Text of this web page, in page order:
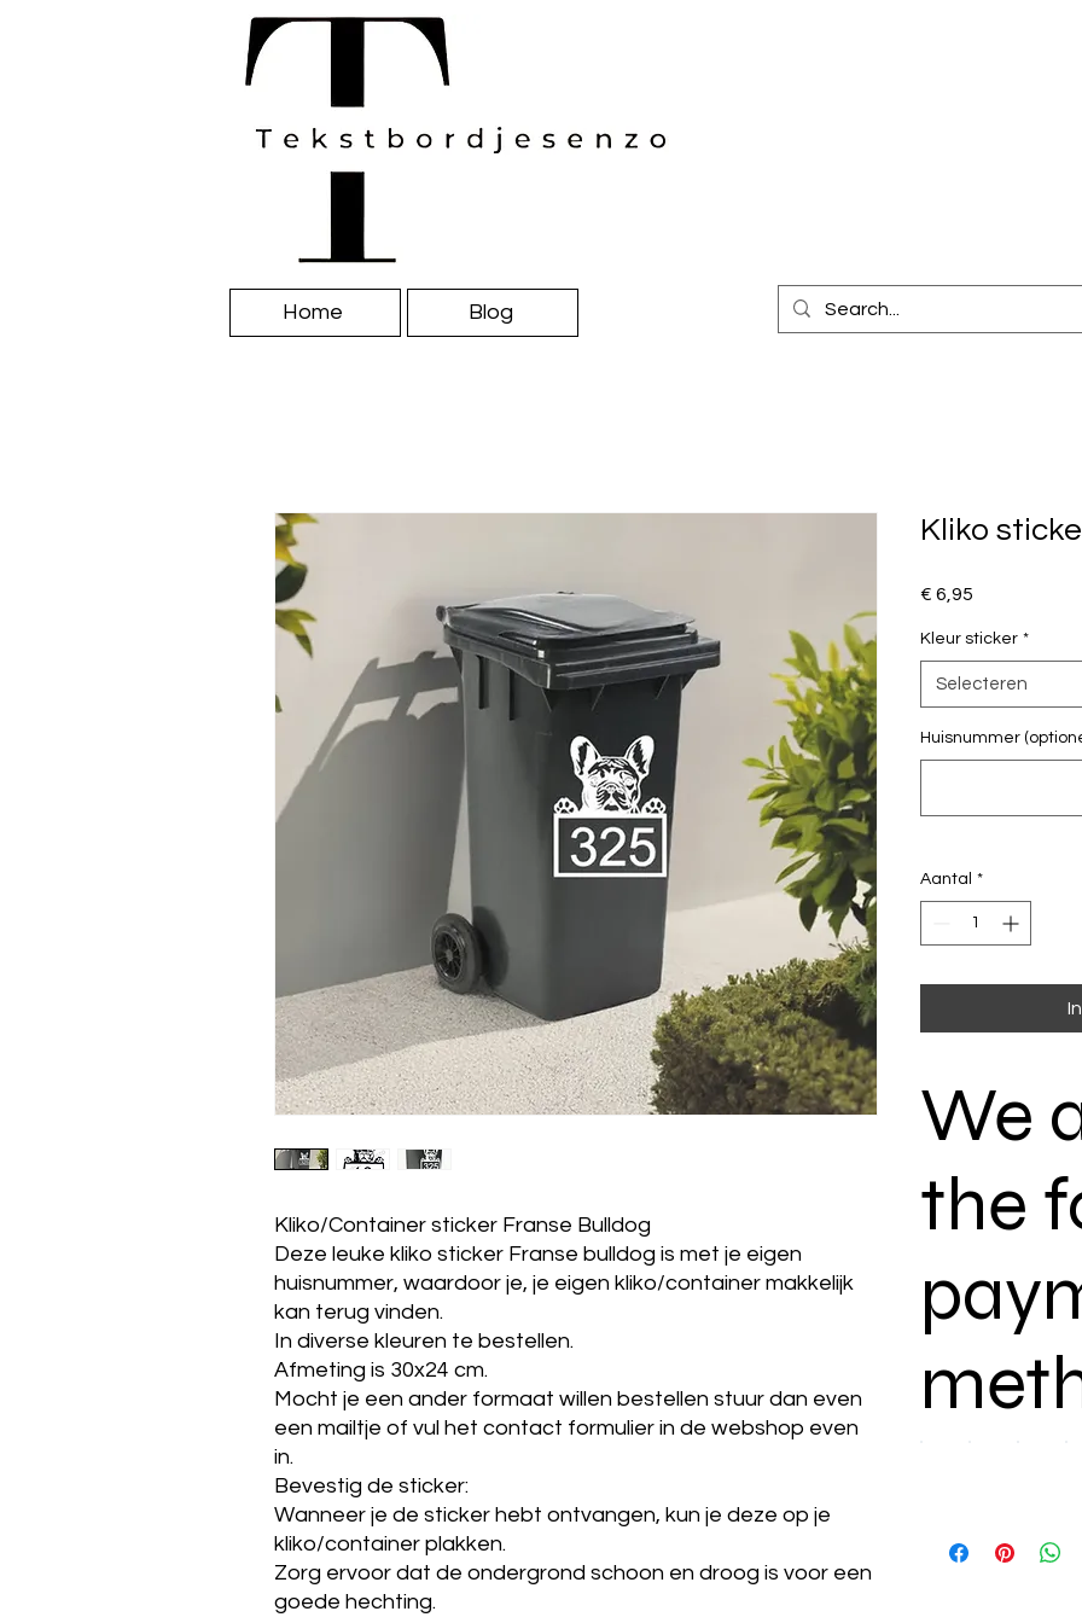
Home Blog
Kliko/Container sticker Franse Bulldog
Deze leuke kliko sticker Franse bulldog is met je eigen
huisnummer, waardoor je, je eigen kliko/container makkelijk
kan terug vinden.
In diverse kleuren te bestellen.
Afmeting is 30x24 cm.
Mocht je een ander formaat willen bestellen stuur dan even
een mailtje of vul het contact formulier in de webshop even
in.
Bevestig de sticker:
Wanneer je de sticker hebt ontvangen, kun je deze op je
kliko/container plakken.
Zorg ervoor dat de ondergrond schoon en droog is voor een
goede hechting.
Kliko
€ 6,95
Kleur sticker *
Selecteren
Huisnummer
Aantal *
We
the